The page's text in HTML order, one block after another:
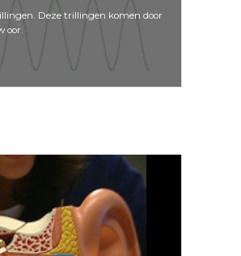
Deze trillingen komen door
oor.